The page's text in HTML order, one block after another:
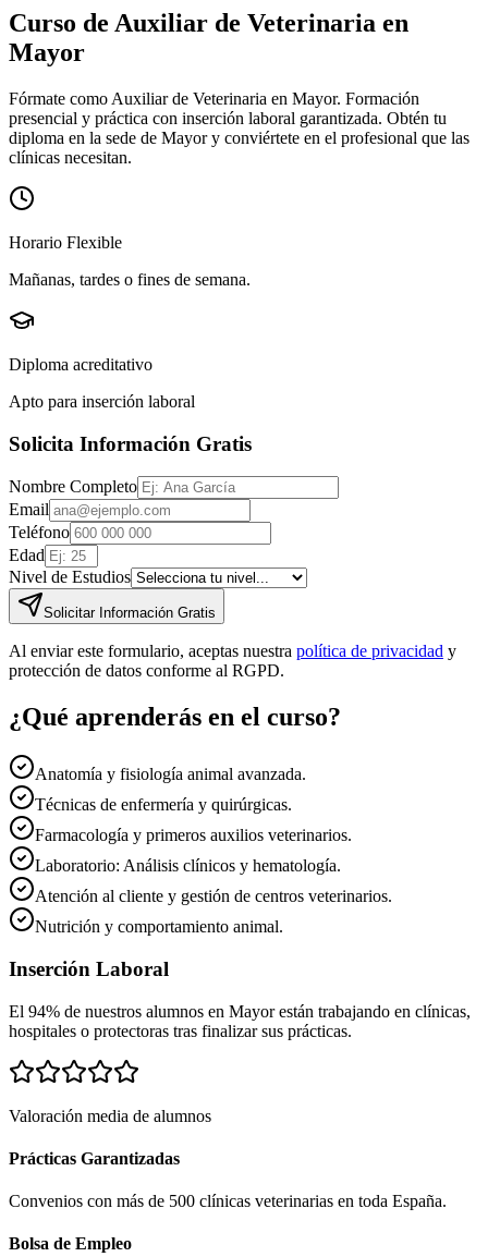
Curso de Auxiliar de Veterinaria en
Mayor
Fórmate como Auxiliar de Veterinaria en Mayor. Formación
presencial y práctica con inserción laboral garantizada. Obtén tu
diploma en la sede de Mayory conviértete en el profesional que las
clínicas necesitan.
Horario Flexible
Mañanas, tardes o fines de semana.
Diploma acreditativo
Apto para inserción laboral
Solicita Información Gratis
Nombre Completo
Email
Teléfono
Edad
Nivel de Estudios
Solicitar Información Gratis
Al enviar este formulario, aceptas nuestra política de privacidad y
protección de datos conforme al RGPD.
¿Qué aprenderás en el curso?
Anatomía y fisiología animal avanzada.
Técnicas de enfermería y quirúrgicas.
Farmacología y primeros auxilios veterinarios.
Laboratorio: Análisis clínicos y hematología.
Atención al cliente y gestión de centros veterinarios.
Nutrición y comportamiento animal.
Inserción Laboral
El 94% de nuestros alumnos en Mayorestán trabajando en clínicas,
hospitales o protectoras tras finalizar sus prácticas.
Valoración media de alumnos
Prácticas Garantizadas
Convenios con más de 500 clínicas veterinarias en toda España.
Bolsa de Empleo